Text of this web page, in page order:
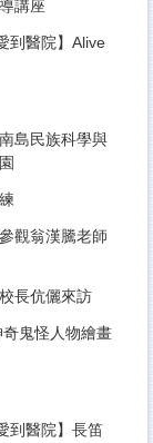
講座
到醫院】 Alive
島民族科學與
觀翁漢騰老師
長伉儷來訪
鬼怪人物繪畫
到醫院】 長笛